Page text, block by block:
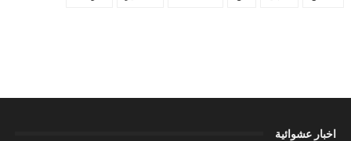
اخبار عشوائية